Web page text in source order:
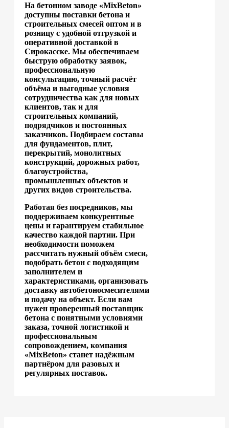
На бетонном заводе «MixBeton»
доступны поставки бетона и
строительных смесей оптом и в
розницу с удобной отгрузкой и
оперативной доставкой в
Сирокасске. Мы обеспечиваем
быструю обработку заявок,
профессиональную
консультацию, точный расчёт
объёма и выгодные условия
сотрудничества как для новых
клиентов, так и для
строительных компаний,
подрядчиков и постоянных
заказчиков. Подбираем составы
для фундаментов, плит,
перекрытий, монолитных
конструкций, дорожных работ,
благоустройства,
промышленных объектов и
других видов строительства.
Работая без посредников, мы
поддерживаем конкурентные
цены и гарантируем стабильное
качество каждой партии. При
необходимости поможем
рассчитать нужный объём смеси,
подобрать бетон с подходящим
заполнителем и
характеристиками, организовать
доставку автобетоносмесителями
и подачу на объект. Если вам
нужен проверенный поставщик
бетона с понятными условиями
заказа, точной логистикой и
профессиональным
сопровождением, компания
«MixBeton» станет надёжным
партнёром для разовых и
регулярных поставок.